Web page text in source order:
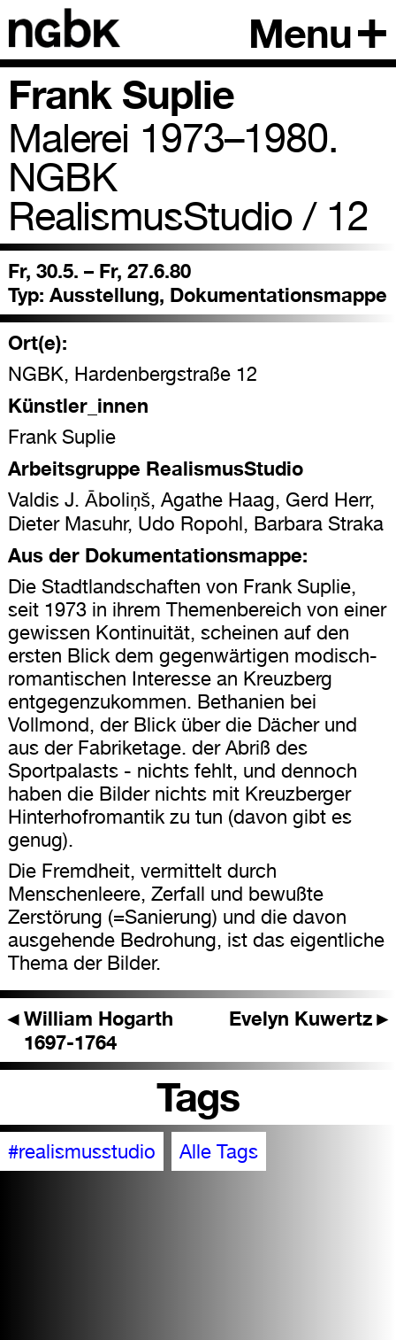
Menu
Frank Suplie
Malerei 1973–1980.
NGBK
RealismusStudio / 12
Fr, 30.5. – Fr, 27.6.80
Typ: Ausstellung, Dokumentationsmappe
Ort(e):
NGBK, Hardenbergstraße 12
Künstler_innen
Frank Suplie
Arbeitsgruppe RealismusStudio
Valdis J. Āboliņš, Agathe Haag, Gerd Herr,
Dieter Masuhr, Udo Ropohl, Barbara Straka
Aus der Dokumentationsmappe:
Die Stadtlandschaften von Frank Suplie,
seit 1973 in ihrem Themenbereich von einer
gewissen Kontinuität, scheinen auf den
ersten Blick dem gegenwärtigen modisch-
romantischen Interesse an Kreuzberg
entgegenzukommen. Bethanien bei
Vollmond, der Blick über die Dächer und
aus der Fabriketage. der Abriß des
Sportpalasts - nichts fehlt, und dennoch
haben die Bilder nichts mit Kreuzberger
Hinterhofromantik zu tun (davon gibt es
genug).
Die Fremdheit, vermittelt durch
Menschenleere, Zerfall und bewußte
Zerstörung (=Sanierung) und die davon
ausgehende Bedrohung, ist das eigentliche
Thema der Bilder.
◄William Hogarth
1697-1764
►
Evelyn Kuwertz
Tags
#realismusstudio Alle Tags